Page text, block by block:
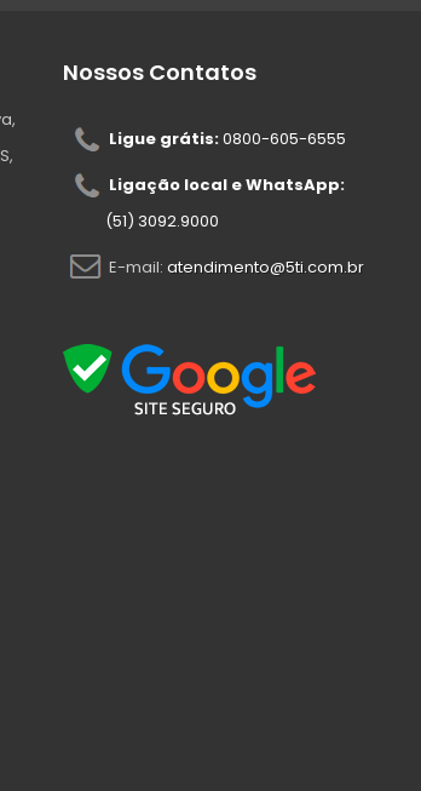
Nossos Contatos
Ligue grátis:0800-605-6555
Ligação local e WhatsApp:
(51) 3092.9000
E-mail: atendimento@5ti.com.br